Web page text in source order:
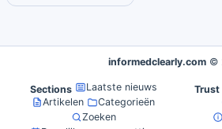
informedclearly.com ©
Sections
Laatste nieuws
Artikelen
Categorieën
Zoeken
Trust